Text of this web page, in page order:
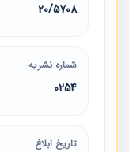
20/5708
شماره نشریه
0254
تاریخ ابلاغ